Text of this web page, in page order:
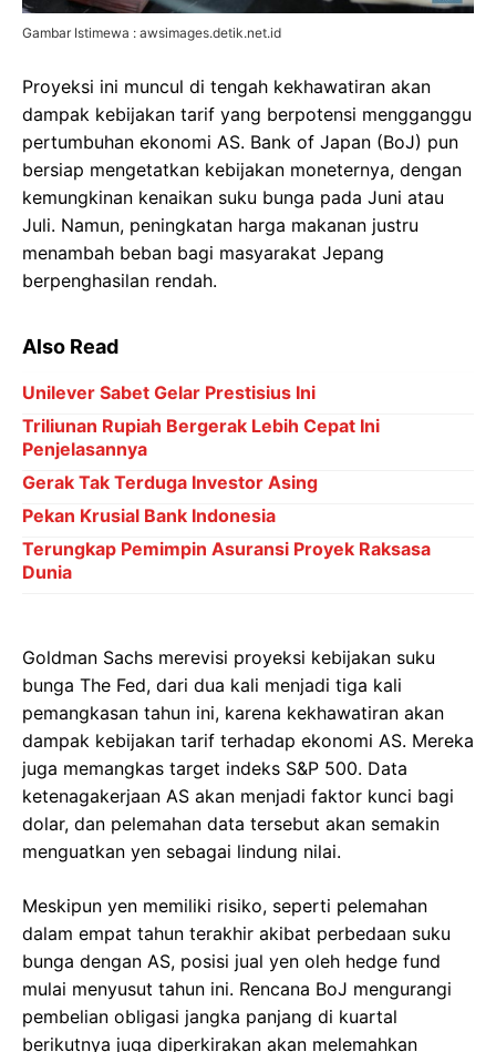
Gambar Istimewa : awsimages.detik.net.id
Proyeksi ini muncul di tengah kekhawatiran akan
dampak kebijakan tarif yang berpotensi mengganggu
pertumbuhan ekonomi AS. Bank of Japan (BoJ) pun
bersiap mengetatkan kebijakan moneternya, dengan
kemungkinan kenaikan suku bunga pada Juni atau
Juli. Namun, peningkatan harga makanan justru
menambah beban bagi masyarakat Jepang
berpenghasilan rendah.
Also Read
Unilever Sabet Gelar Prestisius Ini
Triliunan Rupiah Bergerak Lebih Cepat Ini
Penjelasannya
Gerak Tak Terduga Investor Asing
Pekan Krusial Bank Indonesia
Terungkap Pemimpin Asuransi Proyek Raksasa
Dunia
Goldman Sachs merevisi proyeksi kebijakan suku
bunga The Fed, dari dua kali menjadi tiga kali
pemangkasan tahun ini, karena kekhawatiran akan
dampak kebijakan tarif terhadap ekonomi AS. Mereka
juga memangkas target indeks S&P 500. Data
ketenagakerjaan AS akan menjadi faktor kunci bagi
dolar, dan pelemahan data tersebut akan semakin
menguatkan yen sebagai lindung nilai.
Meskipun yen memiliki risiko, seperti pelemahan
dalam empat tahun terakhir akibat perbedaan suku
bunga dengan AS, posisi jual yen oleh hedge fund
mulai menyusut tahun ini. Rencana BoJ mengurangi
pembelian obligasi jangka panjang di kuartal
berikutnya juga diperkirakan akan melemahkan